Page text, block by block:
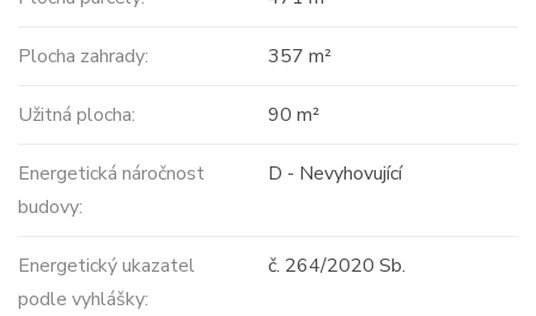
Plocha zahrady: 357 m²
Užitná plocha: 90 m²
Energetická náročnost
budovy:
D - Nevyhovující
Energetický ukazatel
podle vyhlášky:
č. 264/2020 Sb.